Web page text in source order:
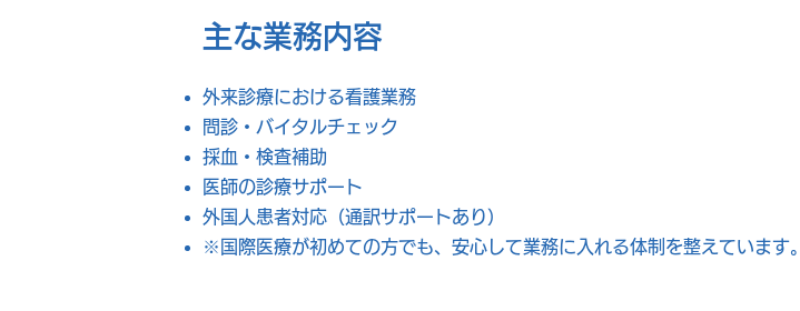
主な業務内容
外来診療における看護業務
問診・バイタルチェック
採血・検査補助
医師の診療サポート
外国人患者対応（通訳サポートあり）
※国際医療が初めての方でも、安心して業務に入れる体制を整えています。